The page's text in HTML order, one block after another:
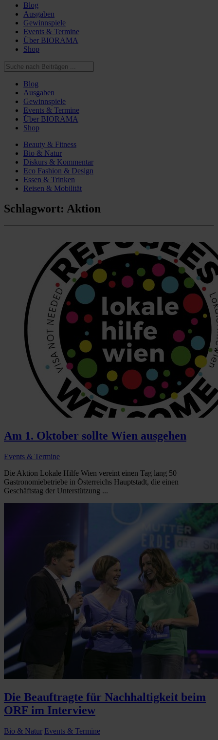
Blog
Ausgaben
Gewinnspiele
Events & Termine
Über BIORAMA
Shop
Blog
Ausgaben
Gewinnspiele
Events & Termine
Über BIORAMA
Shop
Beauty & Fitness
Bio & Natur
Diskurs & Kommentar
Eco Fashion & Design
Essen & Trinken
Reisen & Mobilität
Schlagwort: Aktion
Am 1. Oktober sollte Wien ausgehen
Events & Termine
Die Aktion Lokale Hilfe Wien vereint einen Tag lang 50
Gastronomiebetriebe in Österreichs Hauptstadt, die einen
Geschäftstag der Unterstützung ...
Die Beauftragte für Nachhaltigkeit beim
ORF im Interview
Bio & Natur Events & Termine